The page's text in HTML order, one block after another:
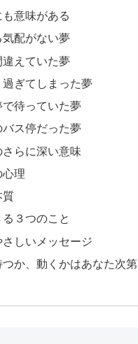
意味がある
配がない夢
えていた夢
ぎてしまった夢
待っていた夢
ス停だった夢
らに深い意味
理
質
３つのこと
しいメッセージ
つか、動くかはあなた次第